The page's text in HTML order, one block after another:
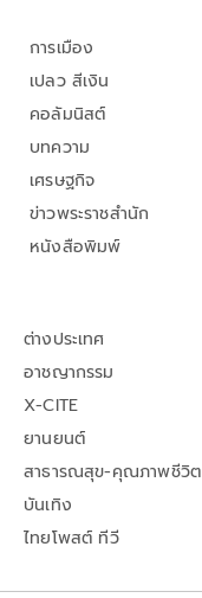
การเมือง
เปลว สีเงิน
คอลัมนิสต์
บทความ
เศรษฐกิจ
ข่าวพระราชสำนัก
หนังสือพิมพ์
ต่างประเทศ
อาชญากรรม
X-CITE
ยานยนต์
สาธารณสุข-คุณภาพชีวิต
บันเทิง
ไทยโพสต์ ทีวี